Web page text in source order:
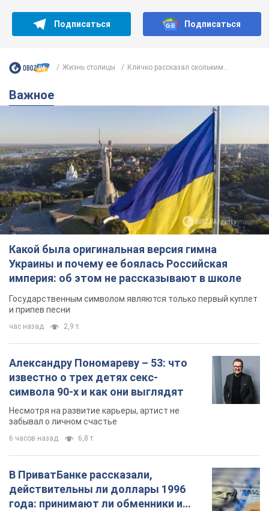
Подписаться Подписаться
Жизнь столицы Кличко рассказал скольким...
Важное
Какой была оригинальная версия гимна
Украины и почему ее боялась Российская
империя: об этом не рассказывают в школе
Государственным символом являются только первый куплет
и припев песни
час назад 2,9 т.
Александру Пономареву – 53: что
известно о трех детях секс-
символа 90-х и как они выглядят
Несмотря на развитие карьеры, артист не
забывал о личном счастье
6 часов назад 6,8 т.
В ПриватБанке рассказали,
действительны ли доллары 1996
года: принимают ли обменники и